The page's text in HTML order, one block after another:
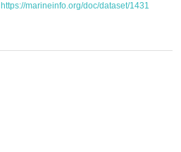
https://marineinfo.org/doc/dataset/1431